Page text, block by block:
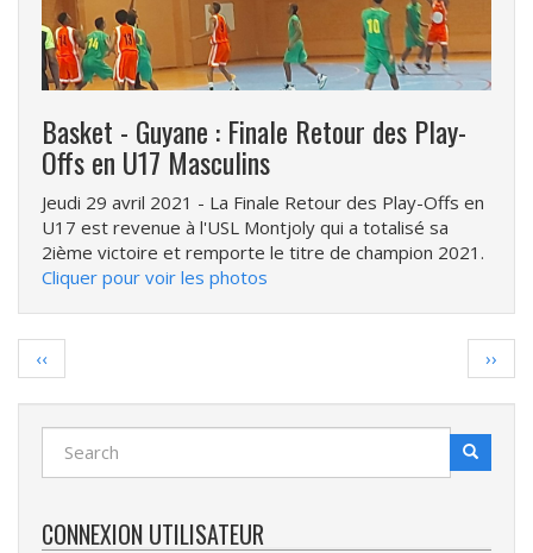
Basket - Guyane : Finale Retour des Play-
Offs en U17 Masculins
Jeudi 29 avril 2021 - La Finale Retour des Play-Offs en
U17 est revenue à l'USL Montjoly qui a totalisé sa
2ième victoire et remporte le titre de champion 2021.
Cliquer pour voir les photos
Pagination
Page
précédente
‹‹
Page
››
Recherche Search
CONNEXION UTILISATEUR